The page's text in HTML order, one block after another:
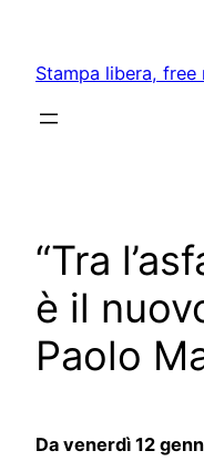
content
Stampa libera,
“Tra
è il
Paolo
Da venerdì 12